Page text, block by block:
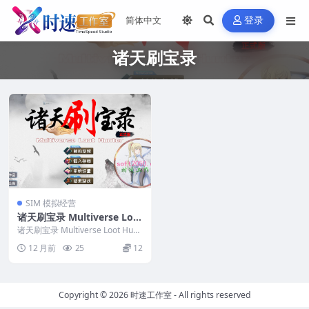
登录
诸天刷宝录
SIM 模拟经营
诸天刷宝录 Multiverse Loo
t Hunter WIN游戏 PC电脑
游戏 适配系统WIN10 WIN1
1
诸天刷宝录 Multiverse Loot Hunt
12 月前 25 12
Copyright © 2026时速工作室- All rights reserved